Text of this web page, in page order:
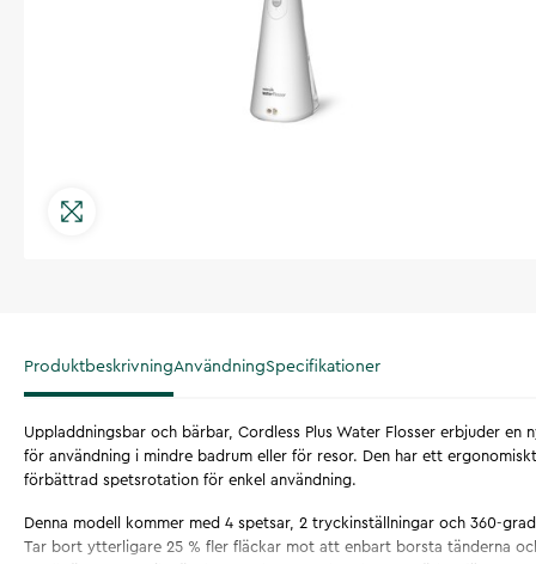
ProduktbeskrivningAnvändningSpecifikationer
Uppladdningsbar och bärbar, Cordless Plus Water Flosser erbjuder en
för användning i mindre badrum eller för resor. Den har ett
förbättrad spetsrotation för enkel användning.
Denna modell kommer med 4 spetsar, 2 tryckinställningar och 360-
Tar bort ytterligare 25 % fler fläckar mot att enbart borsta tänderna